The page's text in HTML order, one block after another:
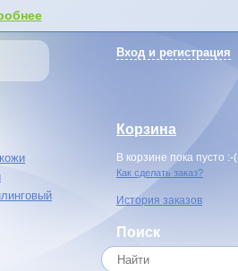
Вход и регистрация
Корзина
В корзине пока пусто :-(
Как сделать заказ?
История заказов
Поиск